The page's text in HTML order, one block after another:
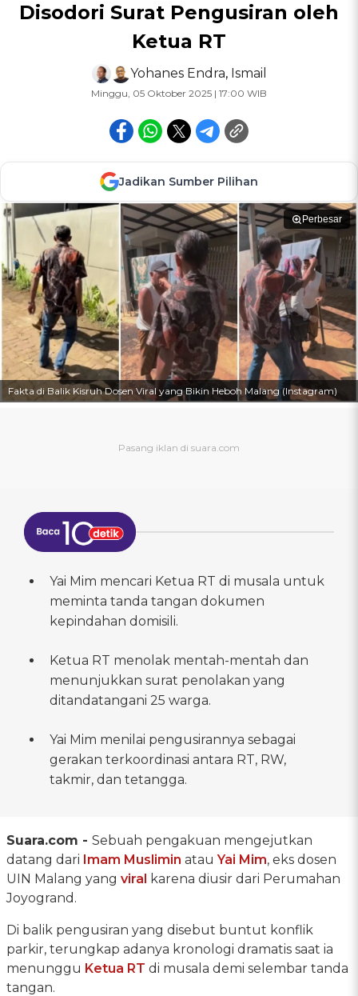
Disodori Surat Pengusiran oleh
Ketua RT
Yohanes Endra, Ismail
Minggu, 05 Oktober 2025 | 17:00 WIB
Jadikan Sumber Pilihan
Perbesar
Fakta di Balik Kisruh Dosen Viral yang Bikin Heboh Malang (Instagram)
Yai Mim mencari Ketua RT di musala untuk
meminta tanda tangan dokumen
kepindahan domisili.
Ketua RT menolak mentah-mentah dan
menunjukkan surat penolakan yang
ditandatangani 25 warga.
Yai Mim menilai pengusirannya sebagai
gerakan terkoordinasi antara RT, RW,
takmir, dan tetangga.
Suara.com - Sebuah pengakuan mengejutkan
datang dari Imam Muslimin atauYai Mim, eks dosen
UIN Malang yang viral karena diusir dari Perumahan
Joyogrand.
Di balik pengusiran yang disebut buntut konflik
parkir, terungkap adanya kronologi dramatis saat ia
menunggu Ketua RT di musala demi selembar tanda
tangan.